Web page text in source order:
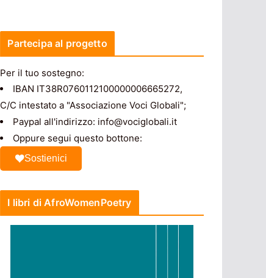
Partecipa al progetto
Per il tuo sostegno:
IBAN IT38R0760112100000006665272,
C/C intestato a "Associazione Voci Globali";
Paypal all'indirizzo: info@vociglobali.it
Oppure segui questo bottone:
Sostienici
I libri di AfroWomenPoetry